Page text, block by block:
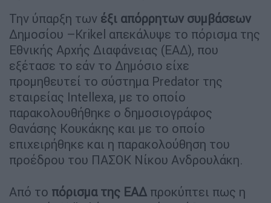
Την ύπαρξη των έξι απόρρητων συμβάσεων
Δημοσίου –Krikel απεκάλυψε το πόρισμα της
Εθνικής Αρχής Διαφάνειας (ΕΑΔ), που
εξέτασε το εάν το Δημόσιο είχε
προμηθευτεί το σύστημα Predator της
εταιρείας Intellexa, με το οποίο
παρακολουθήθηκε ο δημοσιογράφος
Θανάσης Κουκάκης και με το οποίο
επιχειρήθηκε και η παρακολούθηση του
προέδρου του ΠΑΣΟΚ Νίκου Ανδρουλάκη.
Από το πόρισμα της ΕΑΔ προκύπτει πως η